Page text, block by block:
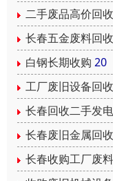
二手废品高价回收
长春五金废料回收
白钢长期收购 20
工厂废旧设备回收
长春回收二手发
长春废旧金属回收
长春收购工厂废料